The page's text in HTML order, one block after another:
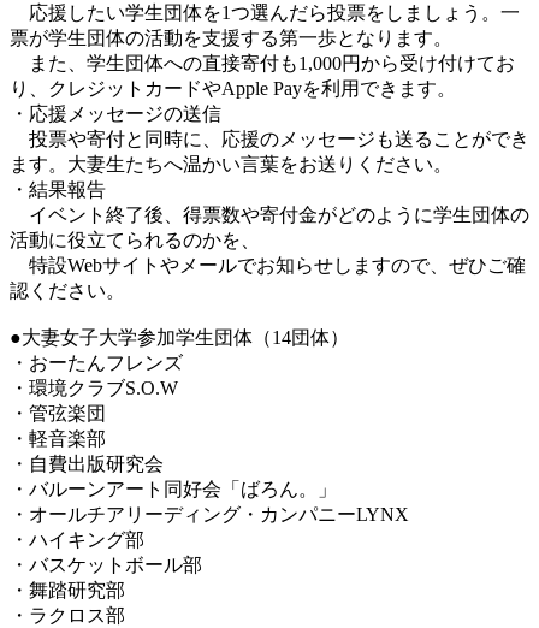
応援したい学生団体を1つ選んだら投票をしましょう。一
票が学生団体の活動を支援する第一歩となります。
また、学生団体への直接寄付も1,000円から受け付けてお
り、クレジットカードやApple Payを利用できます。
・応援メッセージの送信
投票や寄付と同時に、応援のメッセージも送ることができ
ます。大妻生たちへ温かい言葉をお送りください。
・結果報告
イベント終了後、得票数や寄付金がどのように学生団体の
活動に役立てられるのかを、
特設Webサイトやメールでお知らせしますので、ぜひご確
認ください。
●大妻女子大学参加学生団体（14団体）
・おーたんフレンズ
・環境クラブS.O.W
・管弦楽団
・軽音楽部
・自費出版研究会
・バルーンアート同好会「ばろん。」
・オールチアリーディング・カンパニーLYNX
・ハイキング部
・バスケットボール部
・舞踏研究部
・ラクロス部